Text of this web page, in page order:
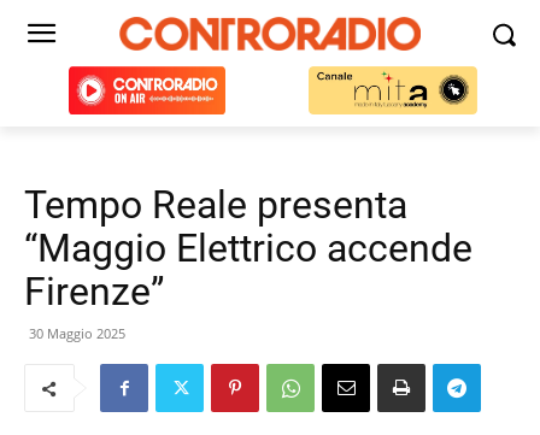
Tempo Reale presenta
“Maggio Elettrico accende
Firenze”
30 Maggio 2025